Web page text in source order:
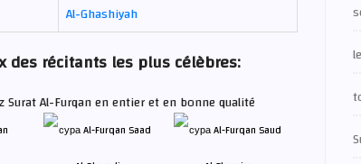
Al-Ghashiyah
des récitants les plus célèbres:
Al-Furqan en entier et en bonne qualité